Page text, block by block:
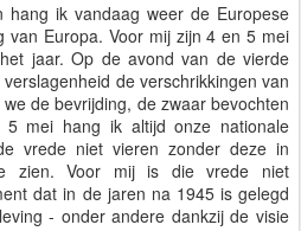
hang ik vandaag weer de Europese
van Europa. Voor mij zijn 4 en 5 mei
jaar. Op de avond van de vierde
de verschrikkingen van
de bevrijding, de zwaar bevochten
mei hang ik altijd onze nationale
vrede niet vieren zonder deze in
zien. Voor mij is die vrede niet
dat in de jaren na 1945 is gelegd
- onder andere dankzij de visie